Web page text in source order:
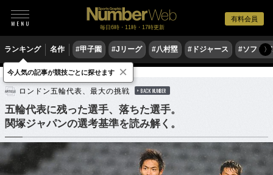
有料会員
毎日6時・11時・17時更新
ランキング 名作 #甲子園 #Jリーグ #八村塁 #ドジャース #ソフト〉
サッカー サッカー日本代表
ロンドン五輪代表、最大の挑戦 BACK NUMBER
五輪代表に残った選手、落ちた選手。
関塚ジャパンの選考基準を読み解く。
今人気の記事が競技ごとに探せます ×